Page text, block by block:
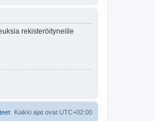
rekisteröityneille
Kaikki ajat ovat UTC+02:00